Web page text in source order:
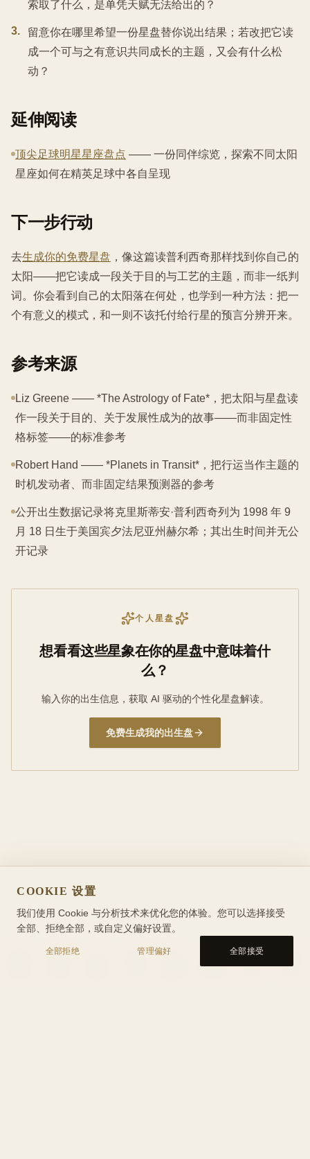
索取了什么，是单凭天赋无法给出的？
3.
留意你在哪里希望一份星盘替你说出结果；若改把它读
成一个可与之有意识共同成长的主题，又会有什么松
动？
延伸阅读
顶尖足球明星星座盘点 —— 一份同伴综览，探索不同太阳
星座如何在精英足球中各自呈现
下一步行动
去生成你的免费星盘 ，像这篇读普利西奇那样找到你自己的
太阳——把它读成一段关于目的与工艺的主题，而非一纸判
词。你会看到自己的太阳落在何处，也学到一种方法：把一
个有意义的模式，和一则不该托付给行星的预言分辨开来。
参考来源
Liz Greene —— *The Astrology of Fate*，把太阳与星盘读
作一段关于目的、关于发展性成为的故事——而非固定性
格标签——的标准参考
Robert Hand —— *Planets in Transit*，把行运当作主题的
时机发动者、而非固定结果预测器的参考
公开出生数据记录将克里斯蒂安·普利西奇列为 1998 年 9
月 18 日生于美国宾夕法尼亚州赫尔希；其出生时间并无公
开记录
个人星盘
想看看这些星象在你的星盘中意味着什
么？
输入你的出生信息，获取 AI 驱动的个性化星盘解读。
免费生成我的出生盘
COOKIE 设置
我们使用 Cookie 与分析技术来优化您的体验。您可以选择接受
全部、拒绝全部，或自定义偏好设置。
全部拒绝 管理偏好 全部接受